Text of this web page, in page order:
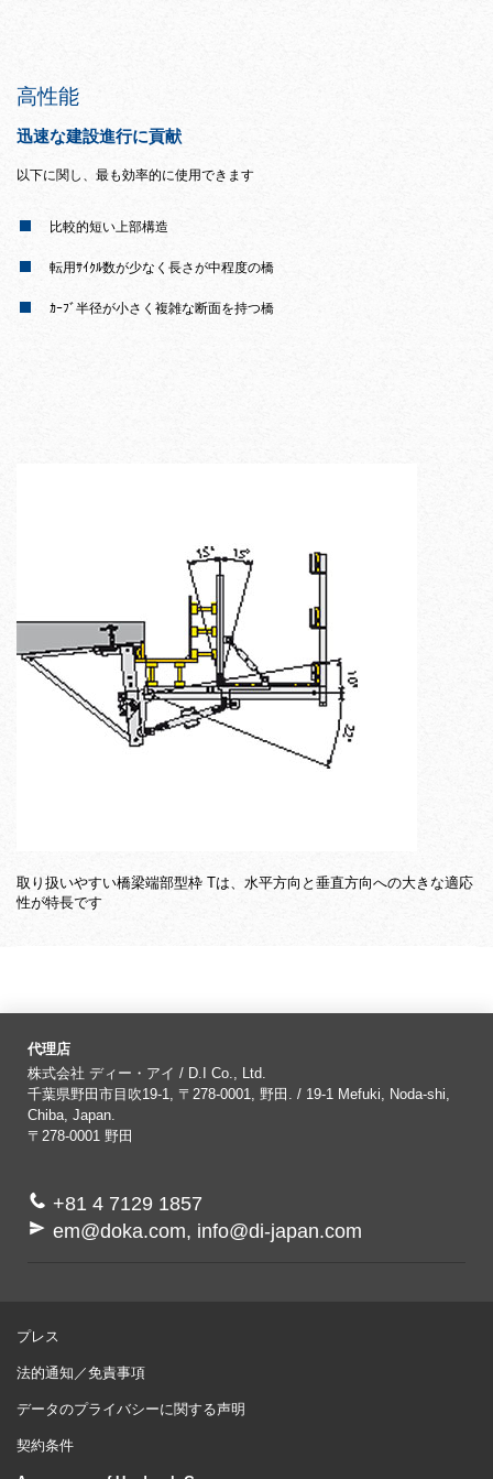
高性能
迅速な建設進行に貢献
以下に関し、最も効率的に使用できます
比較的短い上部構造
転用ｻｲｸﾙ数が少なく長さが中程度の橋
ｶｰﾌﾞ半径が小さく複雑な断面を持つ橋
取り扱いやすい橋梁端部型枠 Tは、水平方向と垂直方向への大きな適応
性が特長です
代理店
株式会社 ディー・アイ / D.I Co., Ltd.
千葉県野田市目吹19-1, 〒278-0001, 野田. / 19-1 Mefuki, Noda-shi,
Chiba, Japan.
〒278-0001 野田
+81 4 7129 1857
em@doka.com, info@di-japan.com
プレス
法的通知／免責事項
データのプライバシーに関する声明
契約条件